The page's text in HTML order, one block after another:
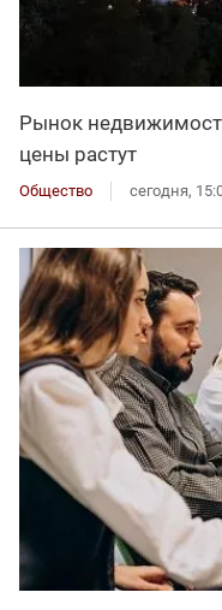
Рынок
цены растут
Общество сегодня,